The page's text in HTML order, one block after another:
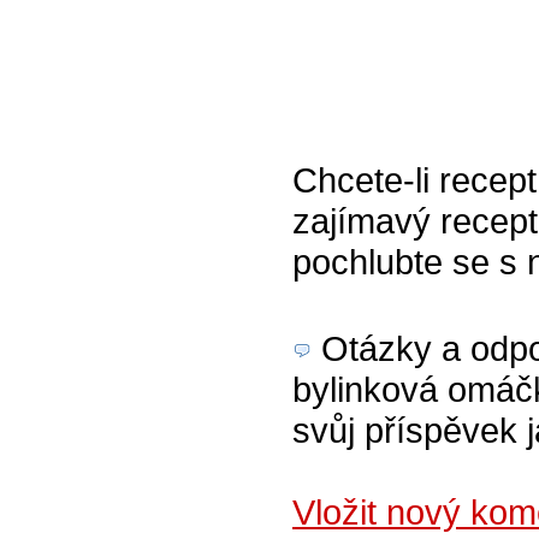
Chcete-li
zajímavý
pochlubte se s
Otázky a
bylinková
svůj příspěvek
Vložit nový